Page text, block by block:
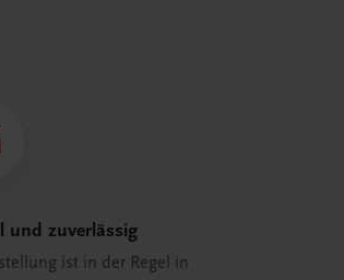
und zuverlässig
ist in der Regel in